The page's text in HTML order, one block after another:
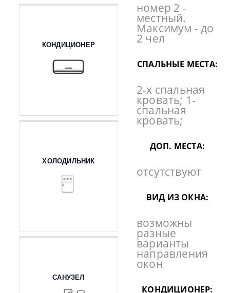
КОНДИЦИОНЕР
ХОЛОДИЛЬНИК
САНУЗЕЛ
номер 2 -
местный.
Максимум - до
2 чел
СПАЛЬНЫЕ МЕСТА:
2-х спальная
кровать; 1-
спальная
кровать;
ДОП. МЕСТА:
отсутствуют
ВИД ИЗ ОКНА:
возможны
разные
варианты
направления
окон
КОНДИЦИОНЕР: